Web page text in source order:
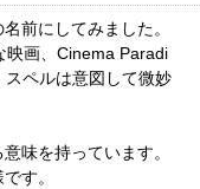
前にしてみました。
映画、Cinema Paradi
ペルは意図して微妙
味を持っています。
す。